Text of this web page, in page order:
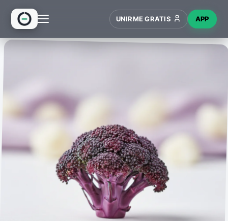
UNIRME GRATIS APP